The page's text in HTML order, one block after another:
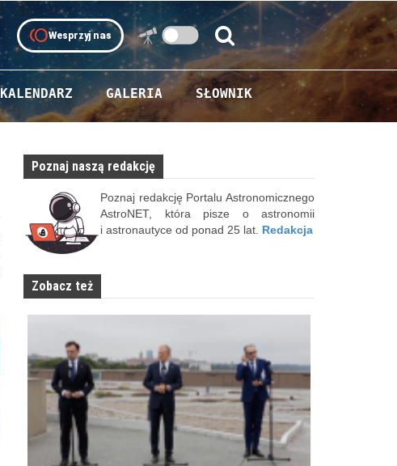
tollWesprzyj nas
Szukaj:
Szukaj
KALENDARZ GALERIA SŁOWNIK
Poznaj naszą redakcję
Poznaj redakcję Portalu Astronomicznego
AstroNET, która pisze o astronomii
i astronautyce od ponad 25 lat. Redakcja
Zobacz też